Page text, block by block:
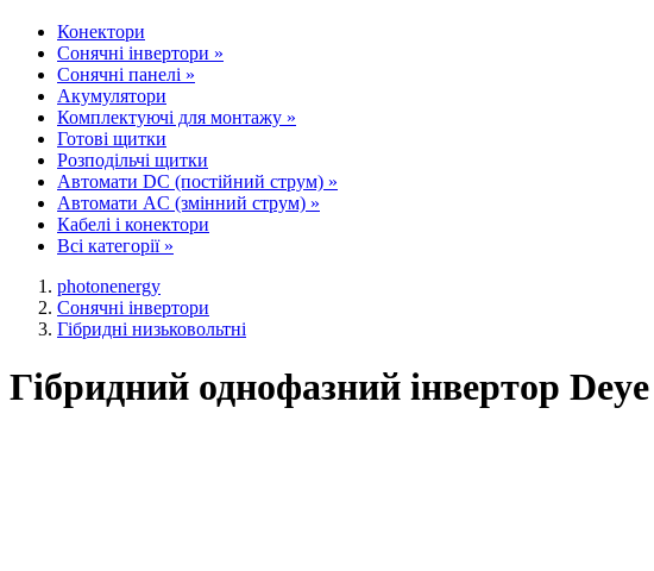
Конектори
Сонячні інвертори »
Сонячні панелі »
Акумулятори
Комплектуючі для монтажу »
Готові щитки
Розподільчі щитки
Автомати DC (постійний струм) »
Автомати AC (змінний струм) »
Кабелі і конектори
Всі категорії»
photonenergy
Сонячні інвертори
Гібридні низьковольтні
Гібридний однофазний інвертор